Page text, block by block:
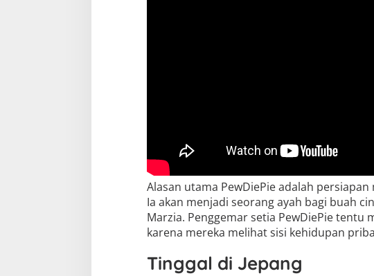
Alasan utama PewDiePie adalah
Ia akan menjadi seorang ayah bagi buah
Marzia. Penggemar setia PewDiePie tentu
karena mereka melihat sisi kehidupan
Tinggal di Jepang